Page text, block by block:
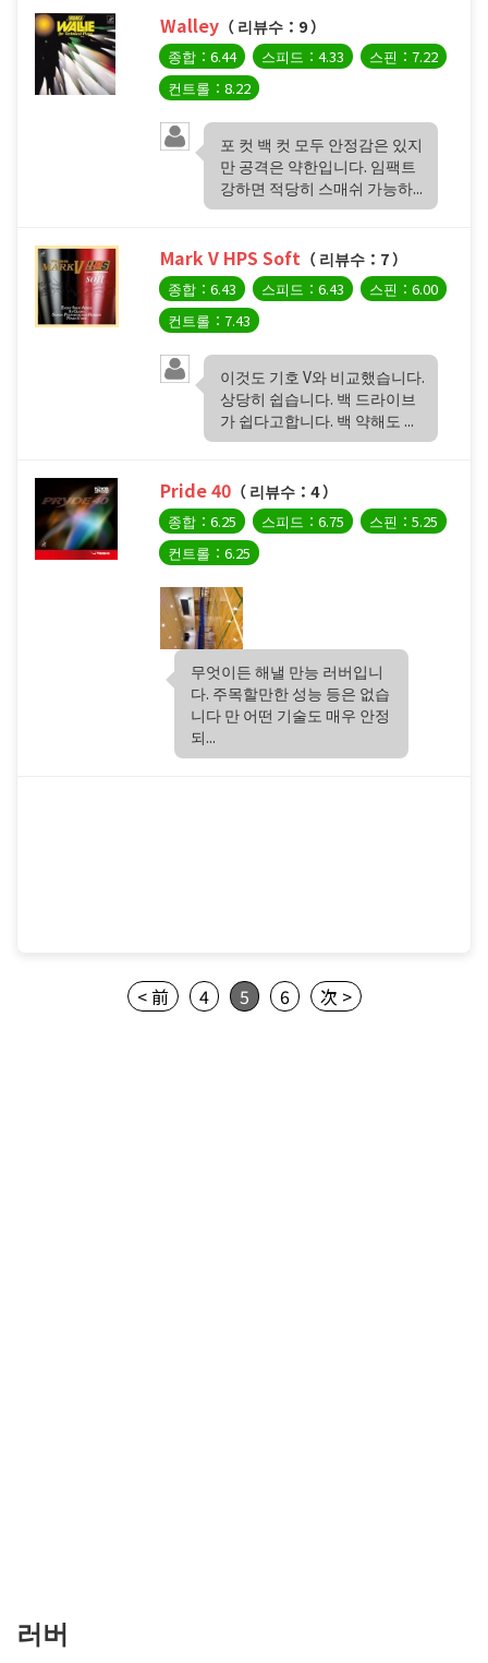
Walley （ 리뷰수：9 ）
종합：6.44 스피드：4.33
스핀：7.22
컨트롤：8.22
포 컷 백 컷 모두 안정감은 있지
만 공격은 약한입니다. 임팩트
강하면 적당히 스매쉬 가능하...
Mark V HPS Soft （ 리뷰수：7 ）
종합：6.43 스피드：6.43
스핀：6.00
컨트롤：7.43
이것도 기호 V와 비교했습니다.
상당히 쉽습니다. 백 드라이브
가 쉽다고합니다. 백 약해도 ...
Pride 40 （ 리뷰수：4 ）
종합：6.25 스피드：6.75
스핀：5.25
컨트롤：6.25
무엇이든 해낼 만능 러버입니
다. 주목할만한 성능 등은 없습
니다 만 어떤 기술도 매우 안정
되...
< 前 4 5 6 次 >
러버